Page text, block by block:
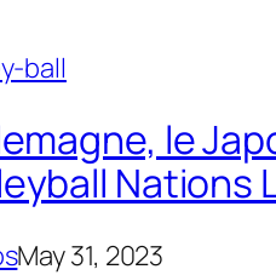
ball
le
Nations
May 31, 2023